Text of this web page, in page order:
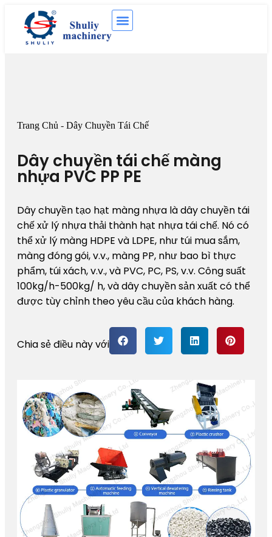
Trang Chủ - Dây Chuyền Tái Chế
Dây chuyền tái chế màng
nhựa PVC PP PE
Dây chuyền tạo hạt màng nhựa là dây chuyền tái
chế xử lý nhựa thải thành hạt nhựa tái chế. Nó có
thể xử lý màng HDPE và LDPE, như túi mua sắm,
màng đóng gói, v.v., màng PP, như bao bì thực
phẩm, túi xách, v.v., và PVC, PC, PS, v.v. Công suất
100kg/h-500kg/ h, và dây chuyền sản xuất có thể
được tùy chỉnh theo yêu cầu của khách hàng.
Chia sẻ điều này với